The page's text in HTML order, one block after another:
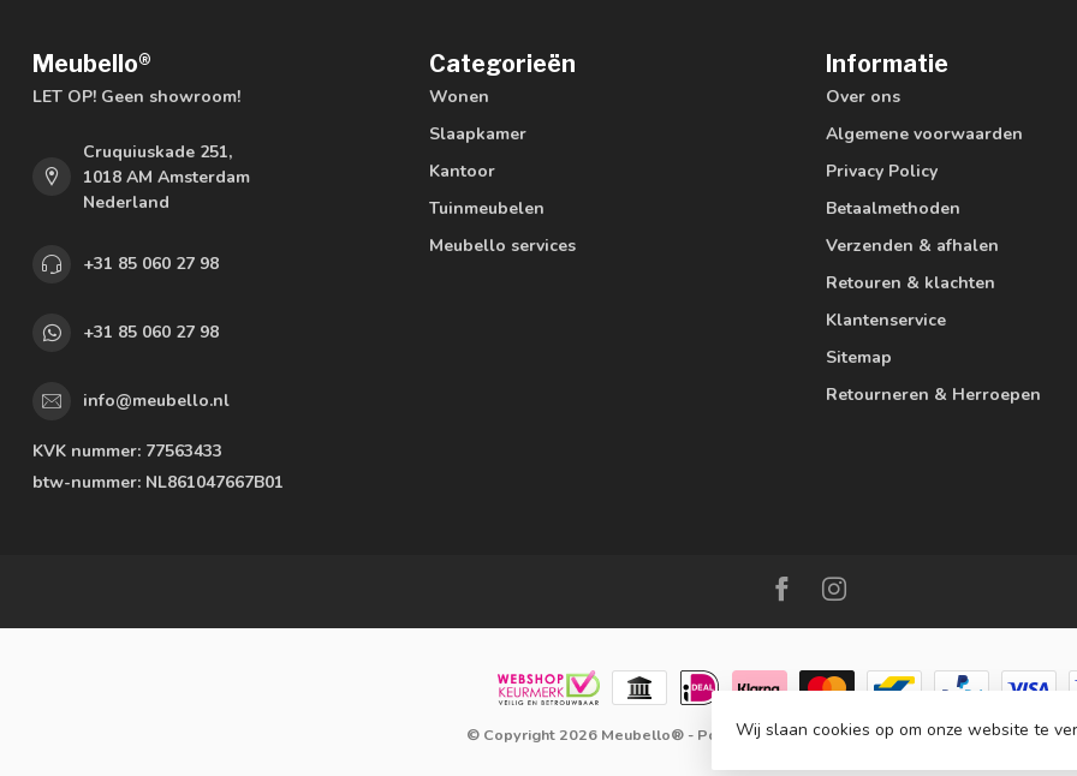
Meubello®
LET OP! Geen showroom!
Cruquiuskade 251,
1018 AM Amsterdam
Nederland
+31 85 060 27 98
+31 85 060 27 98
info@meubello.nl
KVK nummer: 77563433
btw-nummer: NL861047667B01
Categorieën
Wonen
Slaapkamer
Kantoor
Tuinmeubelen
Meubello services
Informatie
Over ons
Algemene voorwaarden
Privacy Policy
Betaalmethoden
Verzenden & afhalen
Retouren & klachten
Klantenservice
Sitemap
Retourneren & Herroepen
© Copyright 2026 Meubello® - Powered byLightspeed -Lightspeed designby
Wij slaan cookies op om onze website te